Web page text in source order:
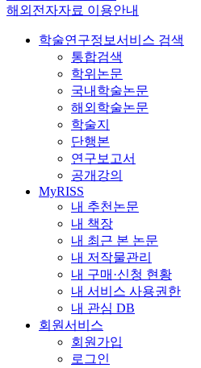
해외전자자료 이용안내
학술연구정보서비스 검색
통합검색
학위논문
국내학술논문
해외학술논문
학술지
단행본
연구보고서
공개강의
MyRISS
내 추천논문
내 책장
내 최근 본 논문
내 저작물관리
내 구매·신청 현황
내 서비스 사용권한
내 관심 DB
회원서비스
회원가입
로그인